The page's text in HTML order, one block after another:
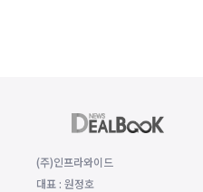
(주)인프라와이드
대표 : 원정호